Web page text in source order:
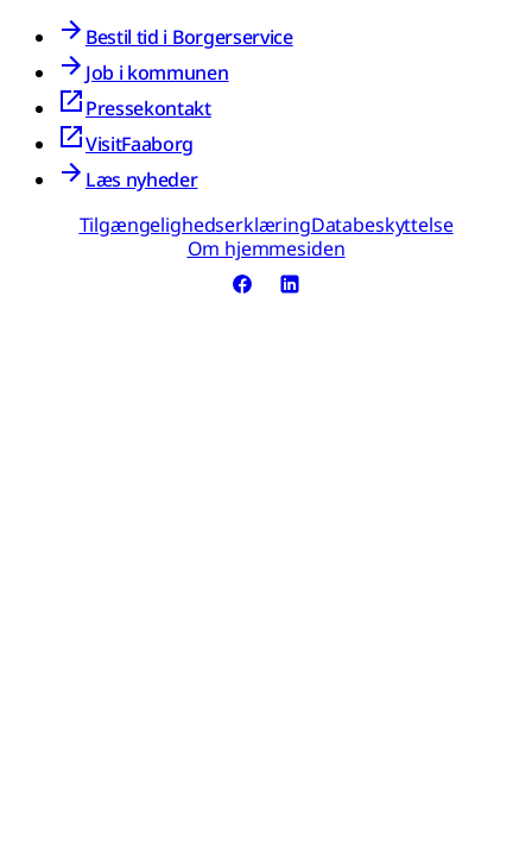
Bestil tid i Borgerservice
Job i kommunen
Pressekontakt
VisitFaaborg
Læs nyheder
TilgængelighedserklæringDatabeskyttelse
Om hjemmesiden